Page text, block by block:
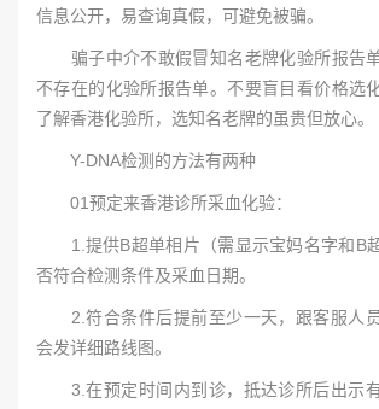
信息公开，易查询真假，可避免被骗。
骗子中介不敢假冒知名老牌化验所报告
不存在的化验所报告单。不要盲目看价格选
了解香港化验所，选知名老牌的虽贵但放心。
Y-DNA检测的方法有两种
01预定来香港诊所采血化验：
1.提供B超单相片（需显示宝妈名字和B
否符合检测条件及采血日期。
2.符合条件后提前至少一天，跟客服人
会发详细路线图。
3.在预定时间内到诊，抵达诊所后出示